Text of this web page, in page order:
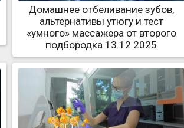
Домашнее отбеливание зубов,
альтернативы утюгу и тест
«умного» массажера от второго
подбородка 13.12.2025